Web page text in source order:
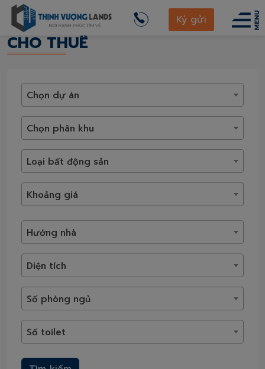
Ký gửi
thinhvuonglands.com Cho thuê
CHO THUÊ
Chọn dự án
Chọn phân khu
Loại bất động sản
Khoảng giá
Hướng nhà
Diện tích
Số phòng ngủ
Số toilet